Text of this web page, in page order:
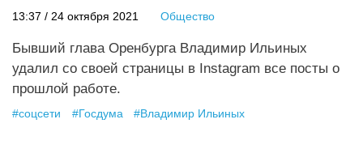
13:37 / 24 октября 2021 Общество
Бывший глава Оренбурга Владимир Ильиных
удалил со своей страницы в Instagram все посты о
прошлой работе.
#соцсети #Госдума #Владимир Ильиных